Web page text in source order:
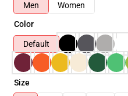
Men
Women
Color
Default
Size